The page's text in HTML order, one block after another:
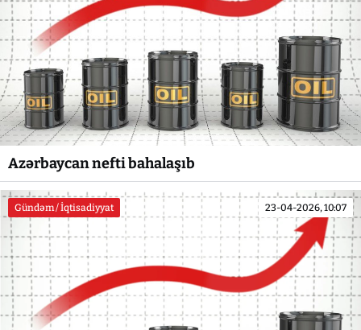
Azərbaycan nefti bahalaşıb
Gündəm / İqtisadiyyat 23-04-2026, 10:07